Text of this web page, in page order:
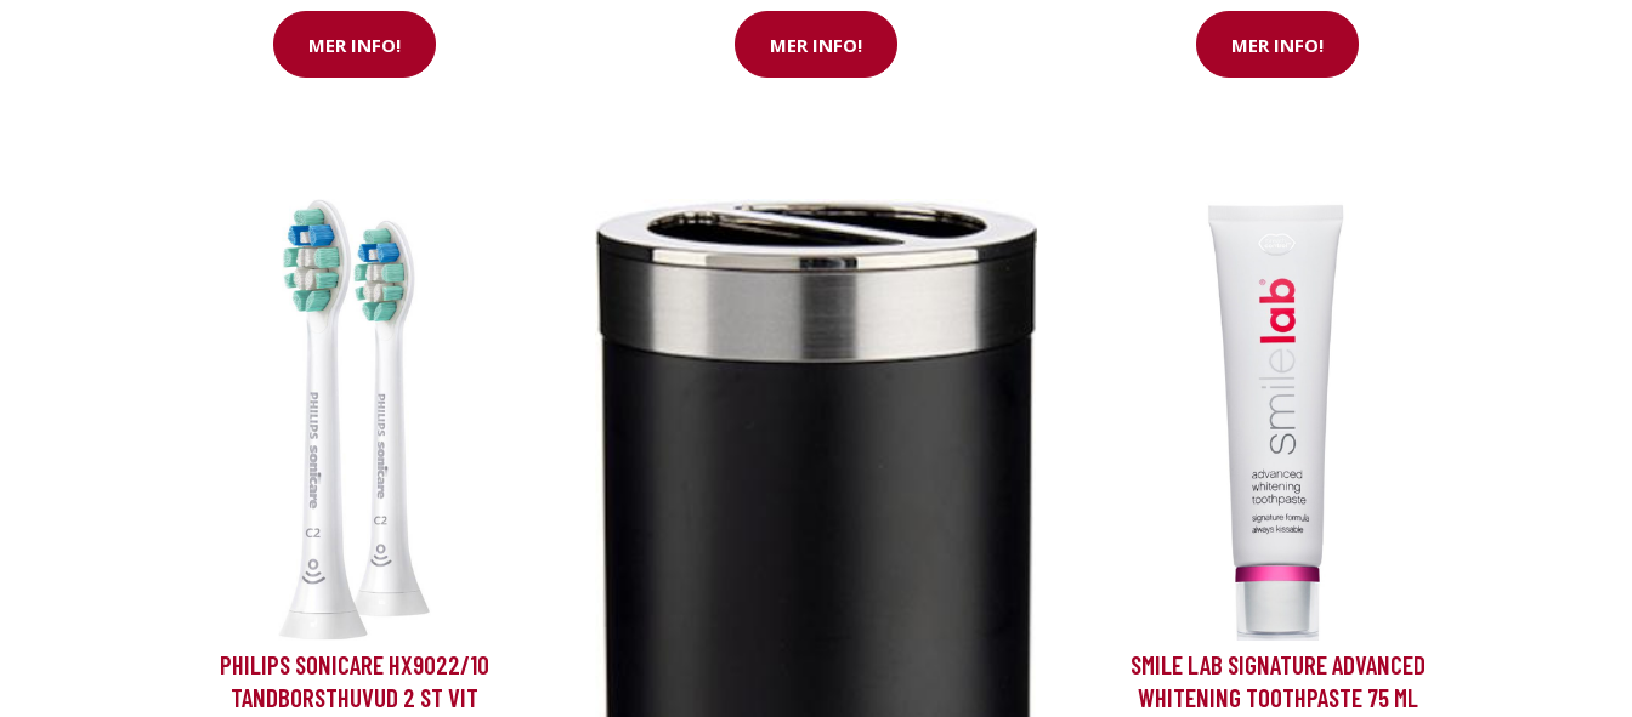
MER INFO! MER INFO! MER INFO!
PHILIPS SONICARE HX9022/10
TANDBORSTHUVUD 2 ST VIT
SMILE LAB SIGNATURE ADVANCED
WHITENING TOOTHPASTE 75 ML